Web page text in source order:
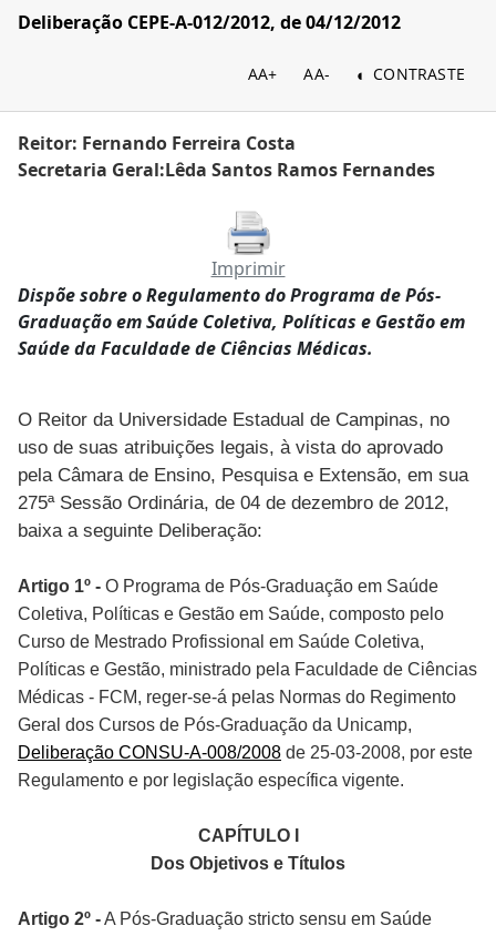
Deliberação CEPE-A-012/2012, de 04/12/2012
AA+ AA- CONTRASTE
Reitor: Fernando Ferreira Costa
Secretaria Geral:Lêda Santos Ramos Fernandes
Imprimir
Dispõe sobre o Regulamento do Programa de Pós-
Graduação em Saúde Coletiva, Políticas e Gestão em
Saúde da Faculdade de Ciências Médicas.
O Reitor da Universidade Estadual de Campinas, no
uso de suas atribuições legais, à vista do aprovado
pela Câmara de Ensino, Pesquisa e Extensão, em sua
275ª Sessão Ordinária, de 04 de dezembro de 2012,
baixa a seguinte Deliberação:
Artigo 1º - O Programa de Pós-Graduação em Saúde
Coletiva, Políticas e Gestão em Saúde, composto pelo
Curso de Mestrado Profissional em Saúde Coletiva,
Políticas e Gestão, ministrado pela Faculdade de Ciências
Médicas - FCM, reger-se-á pelas Normas do Regimento
Geral dos Cursos de Pós-Graduação da Unicamp,
Deliberação CONSU-A-008/2008 de 25-03-2008, por este
Regulamento e por legislação específica vigente.
CAPÍTULO I
Dos Objetivos e Títulos
Artigo 2º -A Pós-Graduação stricto sensu em Saúde